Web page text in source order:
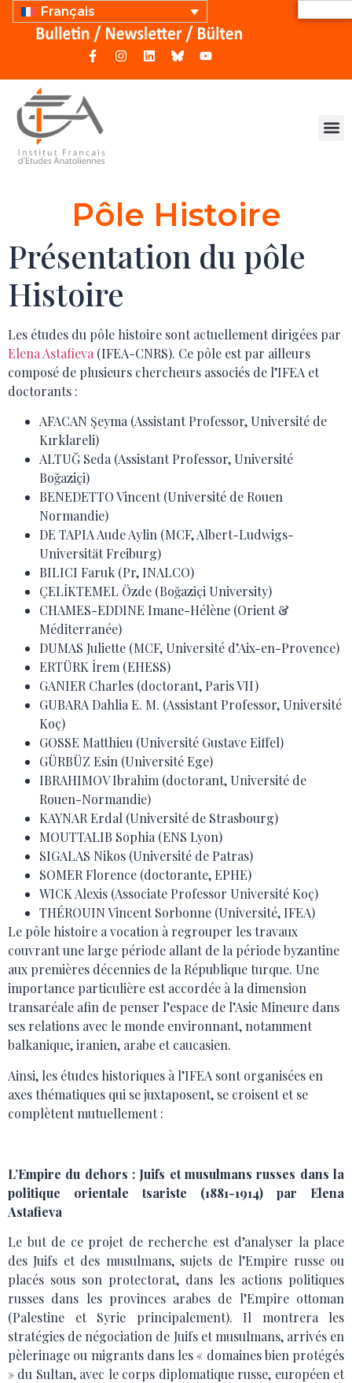
Français
Pôle Histoire
Présentation du pôle
Histoire
Les études du pôle histoire sont actuellement dirigées par
Elena Astafieva (IFEA-CNRS). Ce pôle est par ailleurs
composé de plusieurs chercheurs associés de l’IFEA et
doctorants :
AFACAN Şeyma (Assistant Professor, Université de
Kırklareli)
ALTUĞ Seda (Assistant Professor, Université
Boğaziçi)
BENEDETTO Vincent (Université de Rouen
Normandie)
DE TAPIA Aude Aylin (MCF, Albert-Ludwigs-
Universität Freiburg)
BILICI Faruk (Pr, INALCO)
ÇELİKTEMEL Özde (Boğaziçi University)
CHAMES-EDDINE Imane-Hélène (Orient &
Méditerranée)
DUMAS Juliette (MCF, Université d’Aix-en-Provence)
ERTÜRK İrem (EHESS)
GANIER Charles (doctorant, Paris VII)
GUBARA Dahlia E. M. (Assistant Professor, Université
Koç)
GOSSE Matthieu (Université Gustave Eiffel)
GÜRBÜZ Esin (Université Ege)
IBRAHIMOV Ibrahim (doctorant, Université de
Rouen-Normandie)
KAYNAR Erdal (Université de Strasbourg)
MOUTTALIB Sophia (ENS Lyon)
SIGALAS Nikos (Université de Patras)
SOMER Florence (doctorante, EPHE)
WICK Alexis (Associate Professor Université Koç)
THÉROUIN Vincent Sorbonne (Université, IFEA)
Le pôle histoire a vocation à regrouper les travaux
couvrant une large période allant de la période byzantine
aux premières décennies de la République turque. Une
importance particulière est accordée à la dimension
transaréale afin de penser l’espace de l’Asie Mineure dans
ses relations avec le monde environnant, notamment
balkanique, iranien, arabe et caucasien.
Ainsi, les études historiques à l’IFEA sont organisées en
axes thématiques qui se juxtaposent, se croisent et se
complètent mutuellement :
L’Empire du dehors : Juifs et musulmans russes dans la
politique orientale tsariste (1881-1914) par Elena
Astafieva
Le but de ce projet de recherche est d’analyser la place
des Juifs et des musulmans, sujets de l’Empire russe ou
placés sous son protectorat, dans les actions politiques
russes dans les provinces arabes de l’Empire ottoman
(Palestine et Syrie principalement). Il montrera les
stratégies de négociation de Juifs et musulmans, arrivés en
pèlerinage ou migrants dans les « domaines bien protégés
» du Sultan, avec le corps diplomatique russe, européen et